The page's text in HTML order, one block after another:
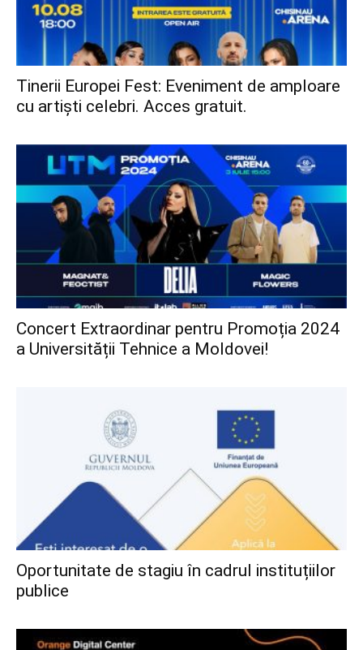
Tinerii Europei Fest: Eveniment de amploare
cu artiști celebri. Acces gratuit.
Concert Extraordinar pentru Promoția 2024
a Universității Tehnice a Moldovei!
Oportunitate de stagiu în cadrul instituțiilor
publice